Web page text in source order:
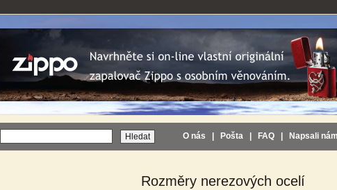
O nás Pošta FAQ Napsali nám
Rozměry nerezových ocelí